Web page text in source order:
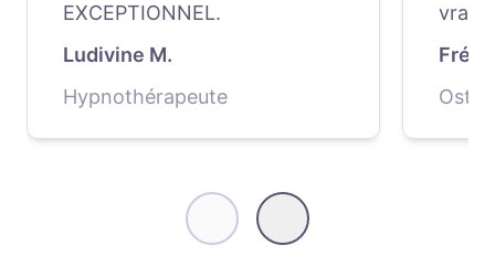
EXCEPTIONNEL.
Ludivine M.
Hypnothérapeute
Précédent
Suivant